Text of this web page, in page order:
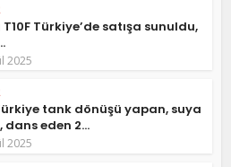
Türkiye’de satışa sunuldu,
2025
tank dönüşü yapan, suya
dans eden 2...
2025